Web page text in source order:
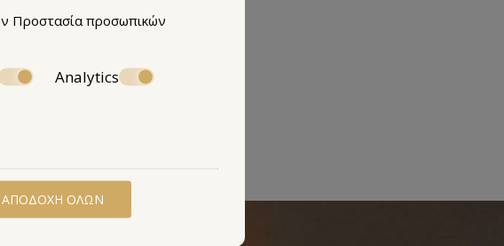
Προστασία προσωπικών
Analytics
ΑΠΟΔΟΧΉ ΌΛΩΝ